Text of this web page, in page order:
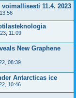
11.4. 2023
11:09
New Graphene
08:39
Antarcticas ice
10:46